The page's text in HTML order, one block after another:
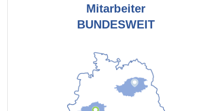
Mitarbeiter
BUNDESWEIT